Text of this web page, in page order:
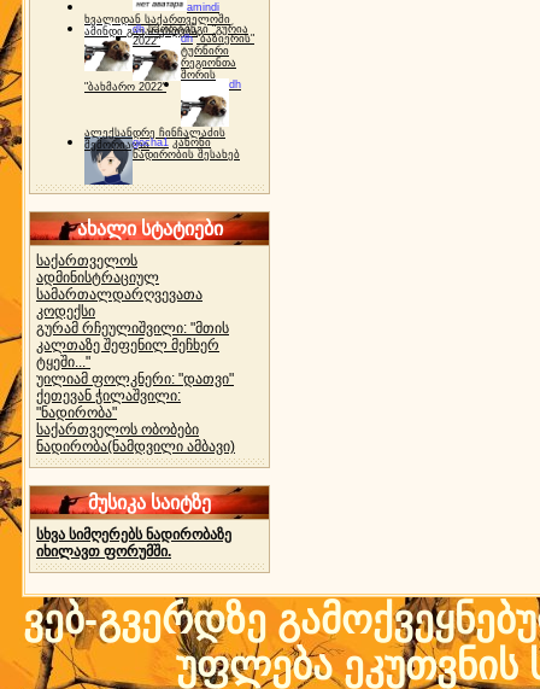
amindi
ხვალიდან საქართველოში
ამინდი გაუარესდება
dh სპორტინგი "გურია
2022"
dh "ბაზიერის"
ტურნირი
რეგიონთა
შორის
"ბახმარო 2022"
dh
ალექსანდრე ჩინჩალაძის
მემორიალიgocha1 კანონი
ნადირობის შესახებ
ახალი სტატიები
საქართველოს
ადმინისტრაციულ
სამართალდარღვევათა
კოდექსი
გურამ რჩეულიშვილი: "მთის
კალთაზე შეფენილ მეჩხერ
ტყეში..."
უილიამ ფოლკნერი: "დათვი"
ქეთევან ჭილაშვილი:
"ნადირობა"
საქართველოს ობობები
ნადირობა(ნამდვილი ამბავი)
მუსიკა საიტზე
სხვა სიმღერებს ნადირობაზე
იხილავთ ფორუმში.
ვებ-გვერდზე
უფლება ეკუთვნის